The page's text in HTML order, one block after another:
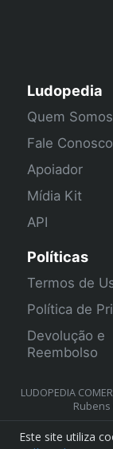
Ludopedia
Quem Somos
Fale Conosco
Apoiador
Mídia Kit
API
Políticas
Termos de
Política de
Devolução e
Reembolso
LUDOPEDIA
Rubens
Este site utiliza